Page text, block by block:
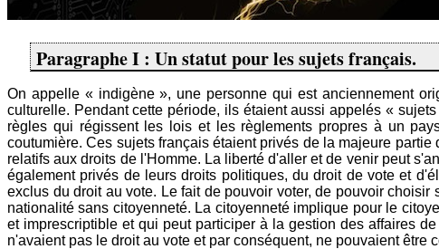
Paragraphe I : Un statut pour les sujets français.
On appelle « indigène », une personne qui est anciennement
culturelle. Pendant cette période, ils étaient aussi appelés «
règles qui régissent les lois et les règlements propres à un
coutumière. Ces sujets français étaient privés de la majeure
relatifs aux droits de l'Homme. La liberté d'aller et de venir peut
également privés de leurs droits politiques, du droit de vote et
exclus du droit au vote. Le fait de pouvoir voter, de pouvoir
nationalité sans citoyenneté. La citoyenneté implique pour le
et imprescriptible et qui peut participer à la gestion des affaires
n'avaient pas le droit au vote et par conséquent, ne pouvaient